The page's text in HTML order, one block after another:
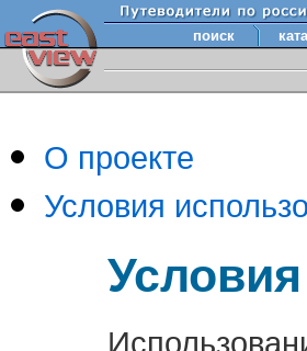
поиск
О проекте
Условия